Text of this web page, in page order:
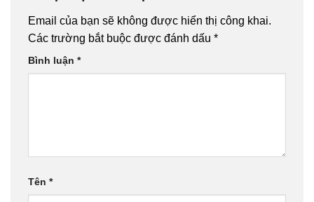
Email của bạn sẽ không được hiển thị công khai.
Các trường bắt buộc được đánh dấu *
Bình luận *
Tên *